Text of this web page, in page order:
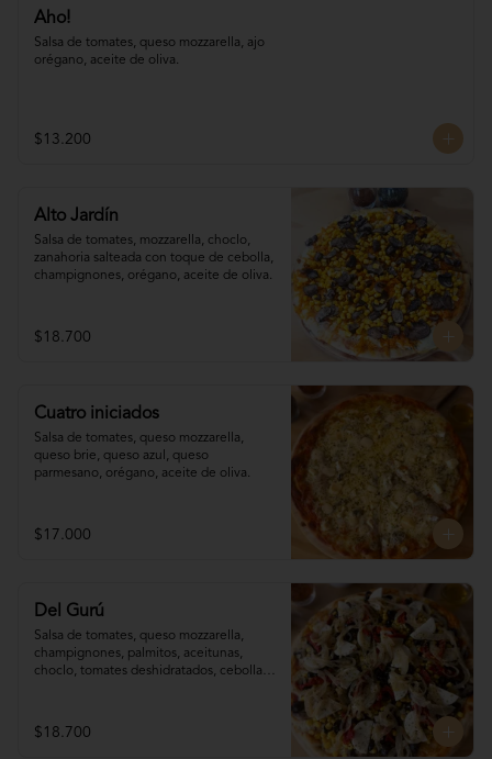
Aho!
Salsa de tomates, queso mozzarella, ajo
orégano, aceite de oliva.
$13.200
Alto Jardín
Salsa de tomates, mozzarella, choclo,
zanahoria salteada con toque de cebolla,
champignones, orégano, aceite de oliva.
$18.700
Cuatro iniciados
Salsa de tomates, queso mozzarella,
queso brie, queso azul, queso
parmesano, orégano, aceite de oliva.
$17.000
Del Gurú
Salsa de tomates, queso mozzarella,
champignones, palmitos, aceitunas,
choclo, tomates deshidratados, cebolla
$18.700